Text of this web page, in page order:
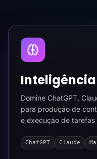
Domine ChatGPT,
para produção de
e execução de tarefas
ChatGPT Claude